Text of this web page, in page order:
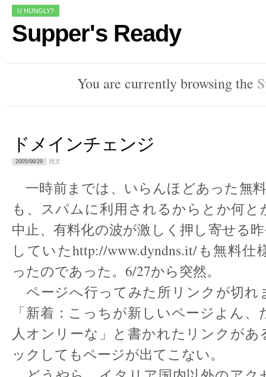
U HUNGLY?
Supper's Ready
You are currently browsing the
ドメインチェンジ
2005/06/29 雑文
一時前までは、いらんほどあった無
も、スパムに利用されるからとか何
中止、有料化の波が激しく押し寄せる
していたhttp://www.dyndns.it/も無料
ったのであった。6/27から突然。
ページへ行ってみた所リンクが切れ
「新着：こっちが新しいページよん
人オンリーな」と書かれたリンクが
ックしてもページが出てこない。